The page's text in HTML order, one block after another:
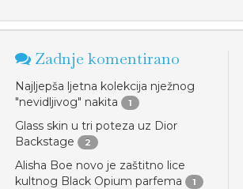
Zadnje komentirano
Najljepša ljetna kolekcija nježnog
"nevidljivog" nakita
1
Glass skin u tri poteza uz Dior
Backstage
2
Alisha Boe novo je zaštitno lice
kultnog Black Opium parfema
1